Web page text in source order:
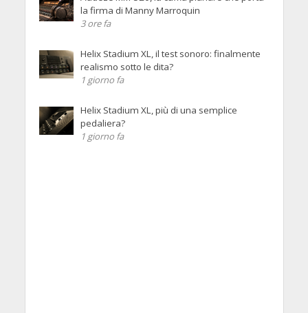
la firma di Manny Marroquin
3 ore fa
Helix Stadium XL, il test sonoro: finalmente
realismo sotto le dita?
1 giorno fa
Helix Stadium XL, più di una semplice
pedaliera?
1 giorno fa